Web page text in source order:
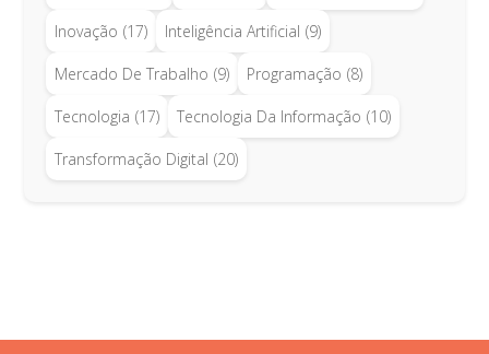
Inovação (17) Inteligência Artificial (9)
Mercado De Trabalho (9) Programação (8)
Tecnologia (17) Tecnologia Da Informação (10)
Transformação Digital (20)